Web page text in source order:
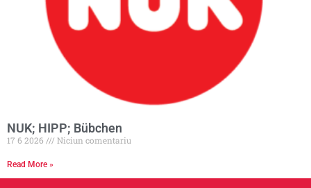
NUK; HIPP; Bübchen
17 6 2026 Niciun comentariu
Read More »